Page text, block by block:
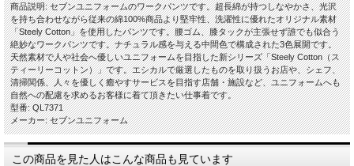
商品説明: セブンユニフォームのワークパンツです。超長綿が持つしなやかさ、光沢
を持ち合わせながら従来の綿100%商品より堅牢性、洗濯性に優れたオリジナル素材
「Steely Cotton」を使用したパンツです。腰ゴム、膝タックが主張せず誰でも似合う
絶妙なワークパンツです。ナチュラル感を与える中間色で構成された3色展開です。
天然素材で人や社会へ優しいユニフォームを目指した新シリーズ「Steely Cotton（ス
ティーリーコットン）」です。エシカルで厳選したものを取り扱うお店や、シェフ、
清掃関係、人々を優しく癒やすサービスを目指す店舗・施設など、ユニフォームへも
自然への配慮を求めるお客様に着て頂きたい仕事着です。
型番: QL7371
メーカー: セブンユニフォーム
この商品を見た人はこんな商品も見ています